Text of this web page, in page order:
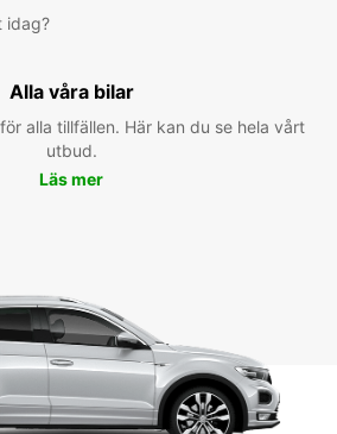
idag?
Alla våra bilar
alla tillfällen. Här kan du se hela vårt
utbud.
Läs mer